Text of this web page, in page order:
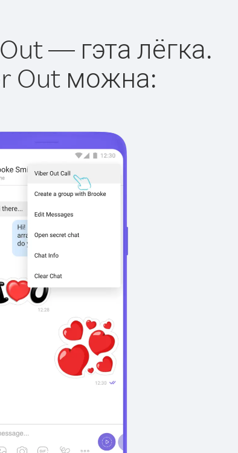
— гэта лёгка.
Out можна: